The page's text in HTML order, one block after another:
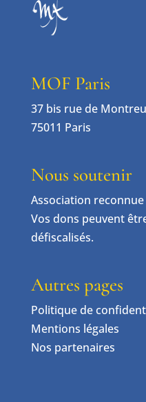
MOF Paris
37 bis rue de
75011 Paris
Nous soutenir
Association
Vos dons peuvent
défiscalisés.
Autres pages
Politique de
Mentions légales
Nos partenaires